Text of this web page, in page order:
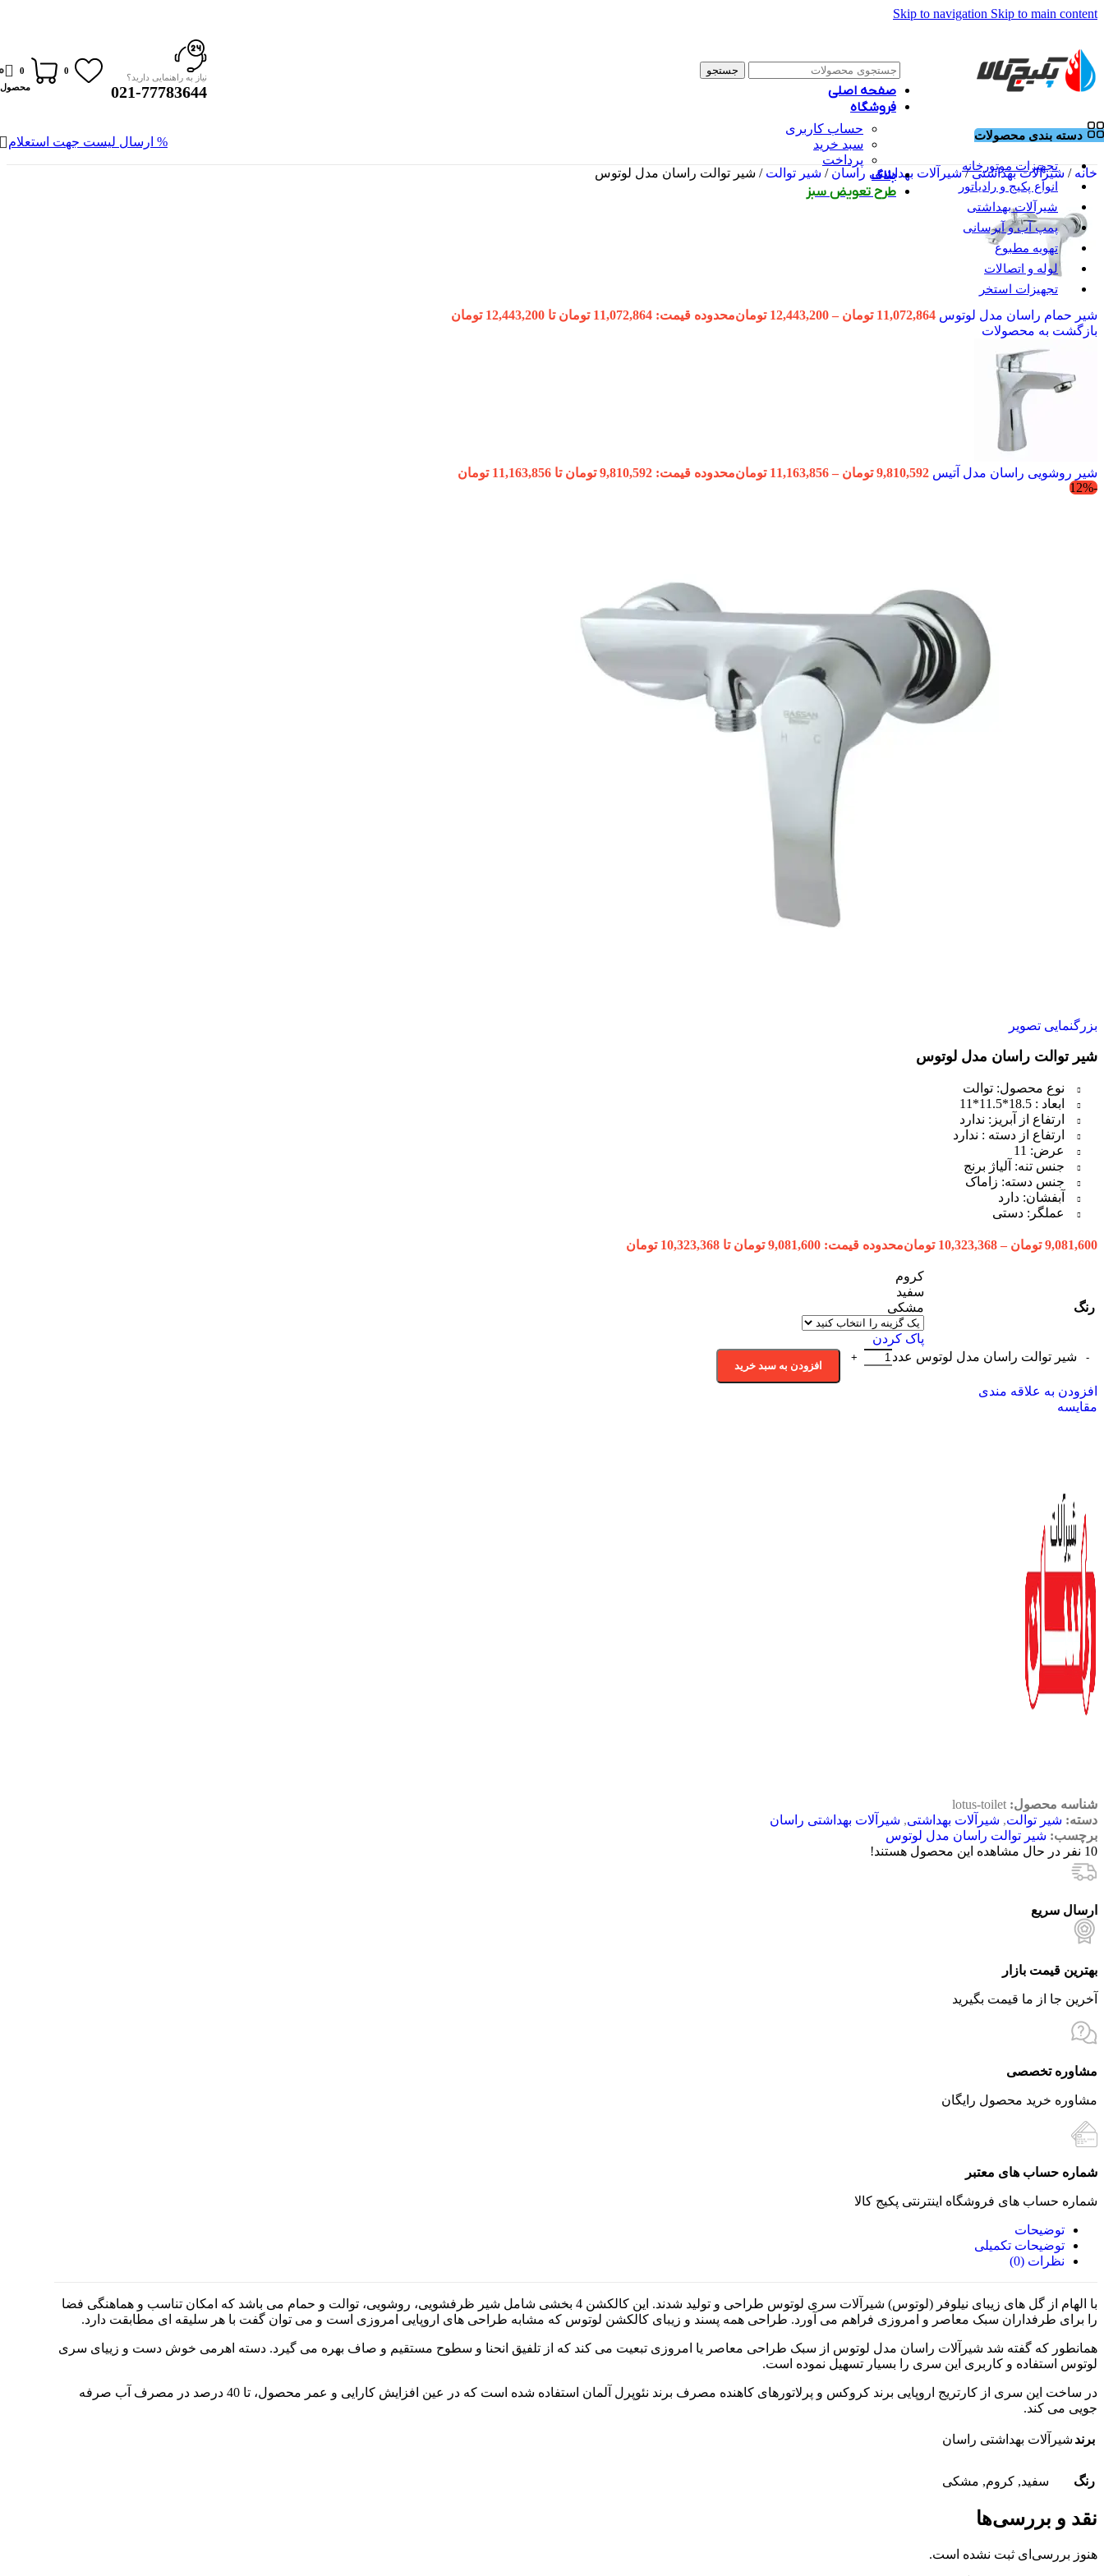
Skip to navigation Skip to main content
جستجو
نیاز به راهنمایی دارید؟
021-77783644
0
0
محصول
دسته بندی محصولات
تجهیزات موتورخانه
انواع پکیج و رادیاتور
شیرآلات بهداشتی
پمپ آب و آبرسانی
تهویه مطبوع
لوله و اتصالات
تجهیزات استخر
صفحه اصلی
فروشگاه
حساب کاربری
سبد خرید
پرداخت
بلاگ
طرح تعویض سبز
% ارسال لیست جهت استعلام
خانه/ شیرآلات بهداشتی/ شیرآلات بهداشتی راسان/ شیر توالت/ شیر توالت راسان مدل لوتوس
شیر حمام راسان مدل لوتوس 11,072,864 تومان –
12,443,200 تومانمحدوده قیمت: 11,072,864 تومان تا 12,443,200 تومان
بازگشت به محصولات
شیر روشویی راسان مدل آتیس 9,810,592 تومان –
11,163,856 تومانمحدوده قیمت: 9,810,592 تومان تا 11,163,856 تومان
-12%
بزرگنمایی تصویر
شیر توالت راسان مدل لوتوس
نوع محصول: توالت
ابعاد : 18.5*11.5*11
ارتفاع از آبریز: ندارد
ارتفاع از دسته : ندارد
عرض: 11
جنس تنه: آلیاژ برنج
جنس دسته: زاماک
آبفشان: دارد
عملگر: دستی
9,081,600 تومان –
10,323,368 تومانمحدوده قیمت: 9,081,600 تومان تا 10,323,368 تومان
رنگ
کروم
سفید
مشکی
پاک کردن
شیر توالت راسان مدل لوتوس عدد
افزودن به سبد خرید
افزودن به علاقه مندی
مقایسه
شناسه محصول: lotus-toilet
دسته: شیر توالت, شیرآلات بهداشتی, شیرآلات بهداشتی راسان
برچسب: شیر توالت راسان مدل لوتوس
10 نفر در حال مشاهده این محصول هستند!
ارسال سریع
بهترین قیمت بازار
آخرین جا از ما قیمت بگیرید
مشاوره تخصصی
مشاوره خرید محصول رایگان
شماره حساب های معتبر
شماره حساب های فروشگاه اینترنتی پکیج کالا
توضیحات
توضیحات تکمیلی
نظرات (0)
با الهام از گل های زیبای نیلوفر (لوتوس) شیرآلات سری لوتوس طراحی و تولید شدند. این کالکشن 4 بخشی شامل شیر ظرفشویی، روشویی، توالت و حمام می باشد که امکان تناسب و هماهنگی فضا
را برای طرفداران سبک معاصر و امروزی فراهم می آورد. طراحی همه پسند و زیبای کالکشن لوتوس که مشابه طراحی های اروپایی امروزی است و می توان گفت با هر سلیقه ای مطابقت دارد.
همانطور که گفته شد شیرآلات راسان مدل لوتوس از سبک طراحی معاصر یا امروزی تبعیت می کند که از تلفیق انحنا و سطوح مستقیم و صاف بهره می گیرد. دسته اهرمی خوش دست و زییای سری
لوتوس استفاده و کاربری این سری را بسیار تسهیل نموده است.
در ساخت این سری از کارتریج اروپایی برند کروکس و پرلاتورهای کاهنده مصرف برند نئوپرل آلمان استفاده شده است که در عین افزایش کارایی و عمر محصول، تا 40 درصد در مصرف آب صرفه
جویی می کند.
برند شیرآلات بهداشتی راسان
رنگ سفید, کروم, مشکی
نقد و بررسی‌ها
هنوز بررسی‌ای ثبت نشده است.